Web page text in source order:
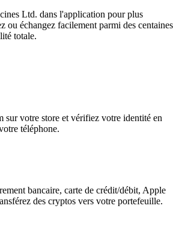
Ltd. dans l'application pour plus
ou échangez facilement parmi des centaines
totale.
sur votre store et vérifiez votre identité en
téléphone.
bancaire, carte de crédit/débit, Apple
des cryptos vers votre portefeuille.